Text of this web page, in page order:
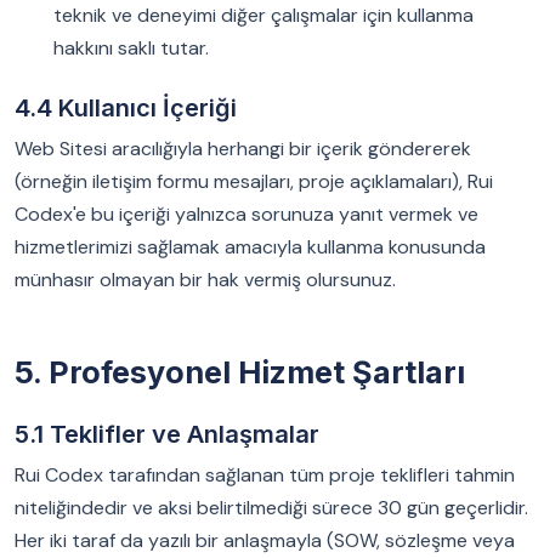
teknik ve deneyimi diğer çalışmalar için kullanma
hakkını saklı tutar.
4.4 Kullanıcı İçeriği
Web Sitesi aracılığıyla herhangi bir içerik göndererek
(örneğin iletişim formu mesajları, proje açıklamaları), Rui
Codex'e bu içeriği yalnızca sorunuza yanıt vermek ve
hizmetlerimizi sağlamak amacıyla kullanma konusunda
münhasır olmayan bir hak vermiş olursunuz.
5. Profesyonel Hizmet Şartları
5.1 Teklifler ve Anlaşmalar
Rui Codex tarafından sağlanan tüm proje teklifleri tahmin
niteliğindedir ve aksi belirtilmediği sürece 30 gün geçerlidir.
Her iki taraf da yazılı bir anlaşmayla (SOW, sözleşme veya